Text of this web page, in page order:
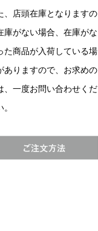
、店頭在庫となりますの
庫がない場合、在庫がな
た商品が入荷している場
ありますので、お求めの
、一度お問い合わせくだ